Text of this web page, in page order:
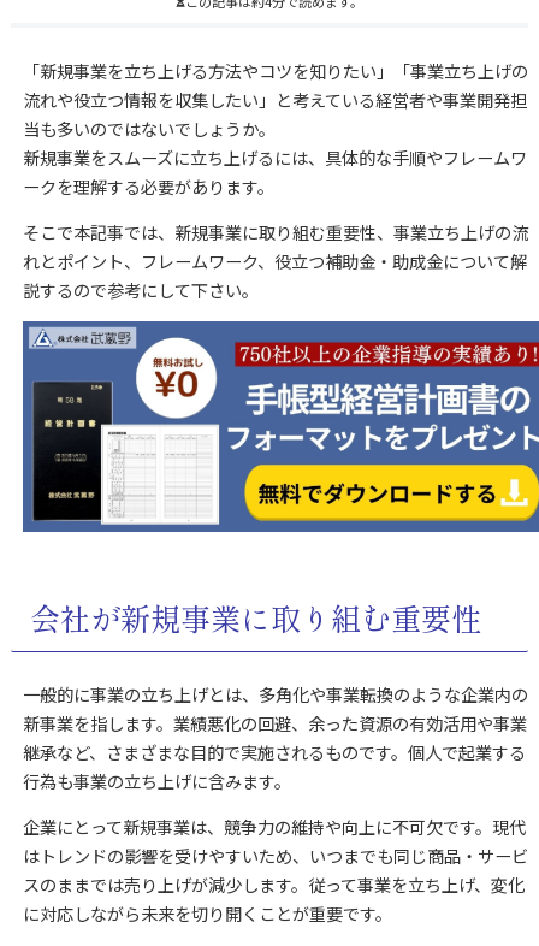
「新規事業を立ち上げる方法やコツを知りたい」「事業立ち上げの
流れや役立つ情報を収集したい」と考えている経営者や事業開発担
当も多いのではないでしょうか。
新規事業をスムーズに立ち上げるには、具体的な手順やフレームワ
ークを理解する必要があります。
そこで本記事では、新規事業に取り組む重要性、事業立ち上げの流
れとポイント、フレームワーク、役立つ補助金・助成金について解
説するので参考にして下さい。
会社が新規事業に取り組む重要性
一般的に事業の立ち上げとは、多角化や事業転換のような企業内の
新事業を指します。業績悪化の回避、余った資源の有効活用や事業
継承など、さまざまな目的で実施されるものです。個人で起業する
行為も事業の立ち上げに含みます。
企業にとって新規事業は、競争力の維持や向上に不可欠です。現代
はトレンドの影響を受けやすいため、いつまでも同じ商品・サービ
スのままでは売り上げが減少します。従って事業を立ち上げ、変化
に対応しながら未来を切り開くことが重要です。